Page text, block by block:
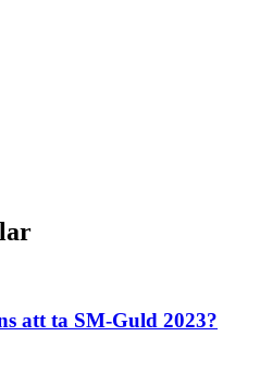
att ta SM-Guld 2023?